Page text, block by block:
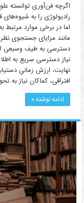
اگرچه فن‌آوری توانسته
رادیولوژی را به شیوه‌های
اما در برخی موارد مرتبط
مانند مزایای جستجوی
دسترسی به طیف وسیعی از
نیاز دسترسی سریع به
نهایت، ارزش زمانیِ
افتراقی، کماکان نیاز به
ادامه نوشته »